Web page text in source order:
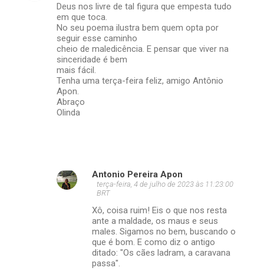
Deus nos livre de tal figura que empesta tudo
em que toca.
No seu poema ilustra bem quem opta por
seguir esse caminho
cheio de maledicência. E pensar que viver na
sinceridade é bem
mais fácil.
Tenha uma terça-feira feliz, amigo Antônio
Apon.
Abraço
Olinda
Antonio Pereira Apon
terça-feira, 4 de julho de 2023 às 11:23:00
BRT
Xô, coisa ruim! Eis o que nos resta
ante a maldade, os maus e seus
males. Sigamos no bem, buscando o
que é bom. E como diz o antigo
ditado: "Os cães ladram, a caravana
passa".